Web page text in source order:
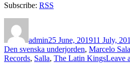
Subscribe: RSS
admin25 June, 201911 July,
Den svenska underjorden, Marcelo
Records, Salla, The Latin KingsLeave